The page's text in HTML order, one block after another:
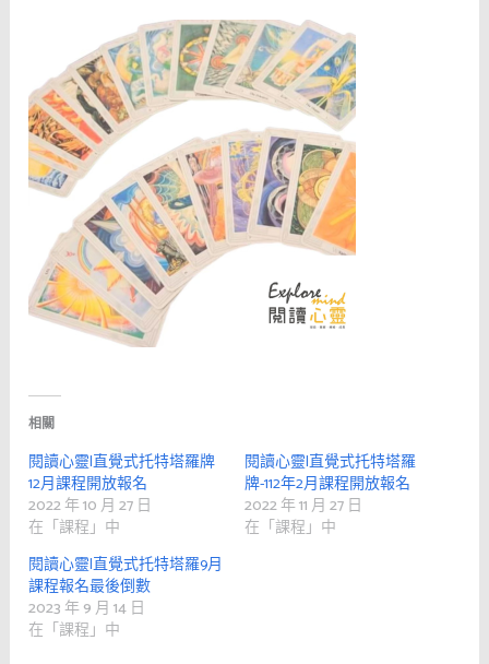
相關
閱讀心靈|直覺式托特塔羅牌
12月課程開放報名
2022 年 10 月 27 日
在「課程」中
閱讀心靈|直覺式托特塔羅
牌-112年2月課程開放報名
2022 年 11 月 27 日
在「課程」中
閱讀心靈|直覺式托特塔羅9月
課程報名最後倒數
2023 年 9 月 14 日
在「課程」中